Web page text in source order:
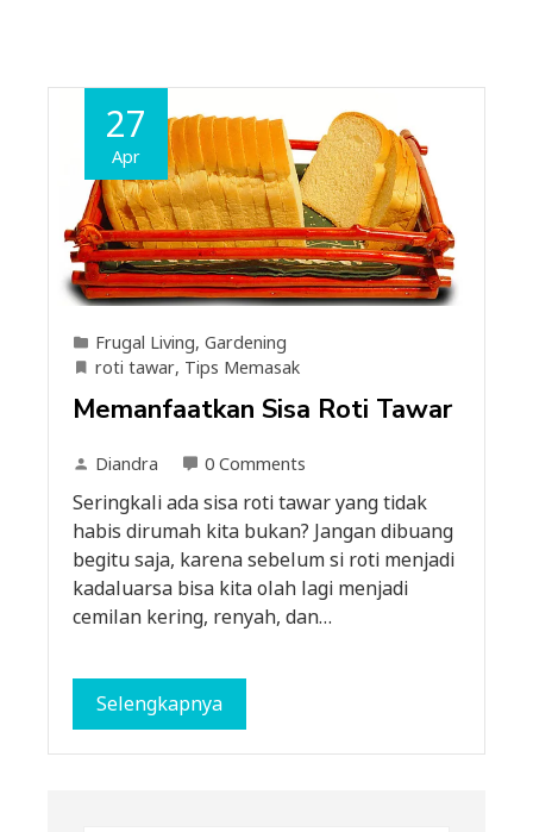
27
Apr
Frugal Living, Gardening
roti tawar, Tips Memasak
Memanfaatkan Sisa Roti Tawar
Diandra 0 Comments
Seringkali ada sisa roti tawar yang tidak
habis dirumah kita bukan? Jangan dibuang
begitu saja, karena sebelum si roti menjadi
kadaluarsa bisa kita olah lagi menjadi
cemilan kering, renyah, dan…
Selengkapnya